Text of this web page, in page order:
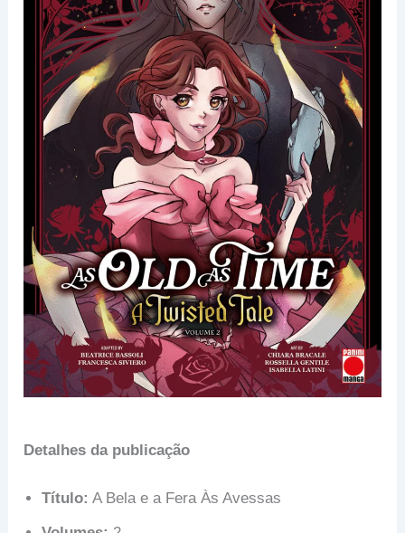
Detalhes da publicação
Título: A Bela e a Fera Às Avessas